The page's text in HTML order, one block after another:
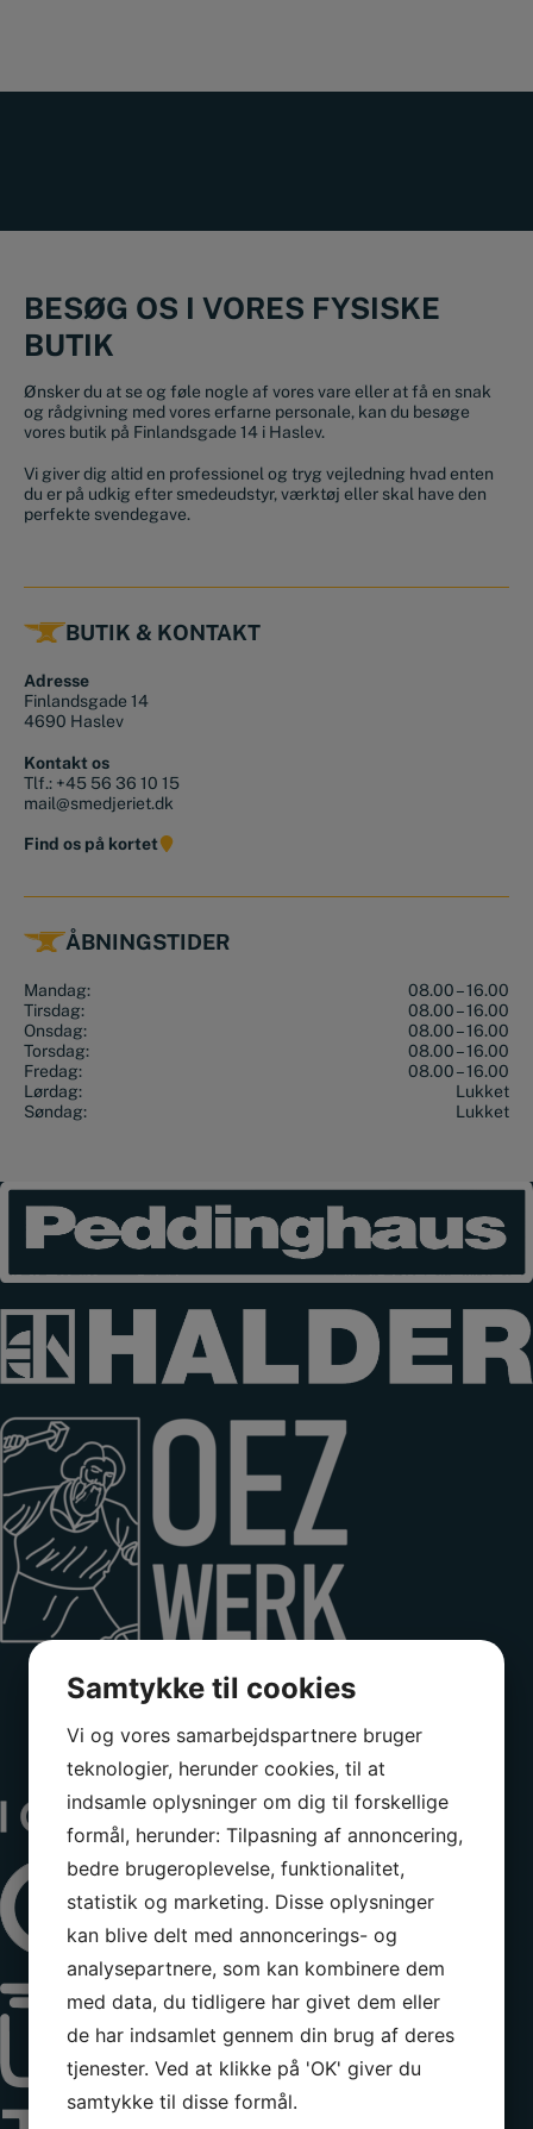
BESØG OS I VORES FYSISKE
BUTIK
Ønsker du at se og føle nogle af vores vare eller at få en snak
og rådgivning med vores erfarne personale, kan du besøge
vores butik på Finlandsgade 14 i Haslev.
Vi giver dig altid en professionel og tryg vejledning hvad enten
du er på udkig efter smedeudstyr, værktøj eller skal have den
perfekte svendegave.
BUTIK & KONTAKT
Adresse
Finlandsgade 14
4690 Haslev
Kontakt os
Tlf.: +45 56 36 10 15
mail@smedjeriet.dk
Find os på kortet
ÅBNINGSTIDER
Mandag:
08.00 – 16.00
Tirsdag:
08.00 – 16.00
Onsdag:
08.00 – 16.00
Torsdag:
08.00 – 16.00
Fredag:
08.00 – 16.00
Lørdag:
Lukket
Søndag:
Lukket
Samtykke til cookies
Vi og vores samarbejdspartnere bruger
teknologier, herunder cookies, til at
indsamle oplysninger om dig til forskellige
formål, herunder: Tilpasning af annoncering,
bedre brugeroplevelse, funktionalitet,
statistik og marketing. Disse oplysninger
kan blive delt med annoncerings- og
analysepartnere, som kan kombinere dem
med data, du tidligere har givet dem eller
de har indsamlet gennem din brug af deres
tjenester. Ved at klikke på 'OK' giver du
samtykke til disse formål.